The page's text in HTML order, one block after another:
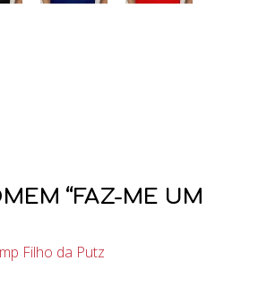
“FAZ-ME UM
Filho da Putz